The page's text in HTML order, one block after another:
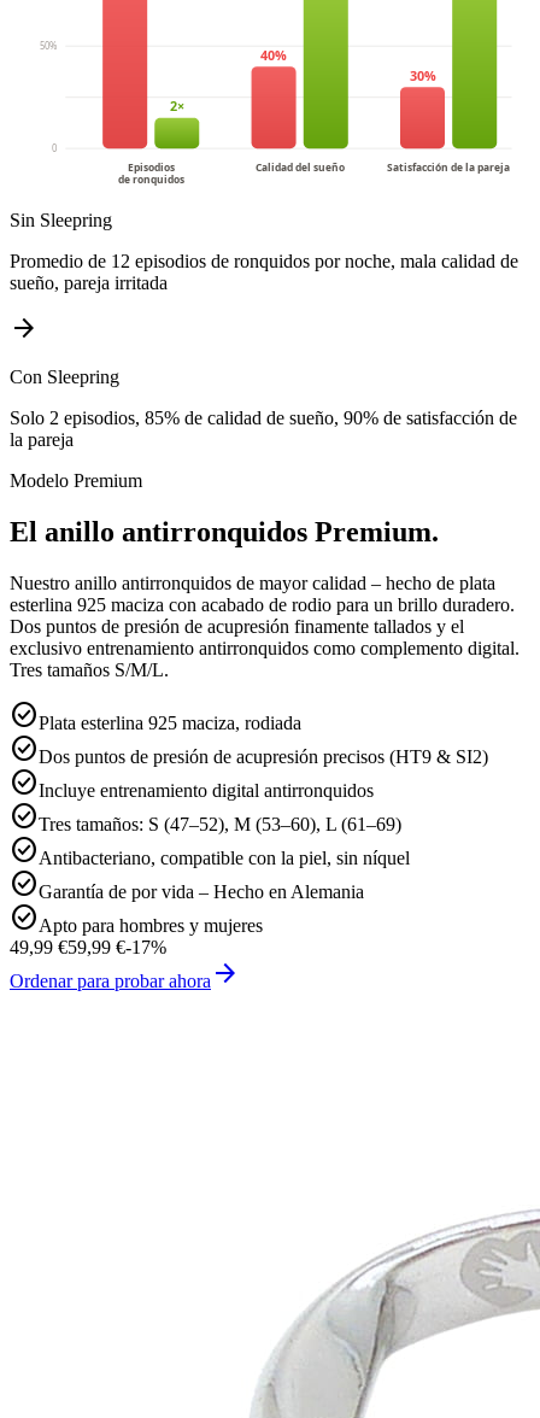
50%
0
2×
Episodios
de ronquidos
40%
Calidad del sueño
30%
Satisfacción de la pareja
Sin Sleepring
Promedio de 12 episodios de ronquidos por noche, mala calidad de
sueño, pareja irritada
arrow_forward
Con Sleepring
Solo 2 episodios, 85% de calidad de sueño, 90% de satisfacción de
la pareja
Modelo Premium
El anillo antirronquidos Premium.
Nuestro anillo antirronquidos de mayor calidad – hecho de plata
esterlina 925 maciza con acabado de rodio para un brillo duradero.
Dos puntos de presión de acupresión finamente tallados y el
exclusivo entrenamiento antirronquidos como complemento digital.
Tres tamaños S/M/L.
check_circlePlata esterlina 925 maciza, rodiada
check_circleDos puntos de presión de acupresión precisos (HT9 & SI2)
check_circleIncluye entrenamiento digital antirronquidos
check_circleTres tamaños: S (47–52), M (53–60), L (61–69)
check_circleAntibacteriano, compatible con la piel, sin níquel
check_circleGarantía de por vida – Hecho en Alemania
check_circleApto para hombres y mujeres
49,99 €59,99 €-17%
Ordenar para probar ahora arrow_forward